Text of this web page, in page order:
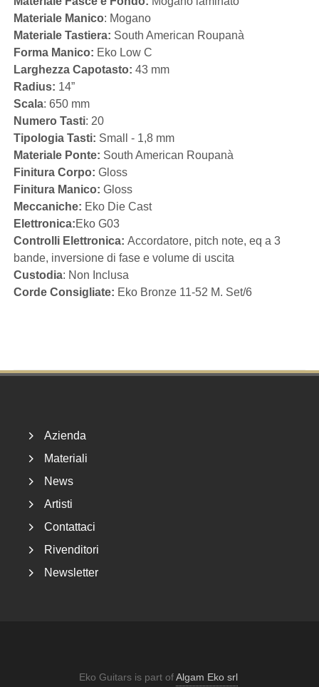
Materiale Manico: Mogano
Materiale Tastiera: South American Roupanà
Forma Manico: Eko Low C
Larghezza Capotasto: 43 mm
Radius: 14”
Scala: 650 mm
Numero Tasti: 20
Tipologia Tasti: Small - 1,8 mm
Materiale Ponte: South American Roupanà
Finitura Corpo: Gloss
Finitura Manico: Gloss
Meccaniche: Eko Die Cast
Elettronica:Eko G03
Controlli Elettronica: Accordatore, pitch note, eq a 3
bande, inversione di fase e volume di uscita
Custodia: Non Inclusa
Corde Consigliate: Eko Bronze 11-52 M. Set/6
Azienda
Materiali
News
Artisti
Contattaci
Rivenditori
Newsletter
Eko Guitars is part ofAlgam Eko srl